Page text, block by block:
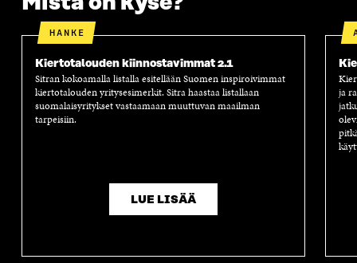
HANKE
Kiertotalouden kiinnostavimmat 2.1
Sitran kokoamalla listalla esitellään Suomen inspiroivimmat
kiertotalouden yritysesimerkit. Sitra haastaa listallaan
suomalaisyritykset vastaamaan muuttuvan maailman
tarpeisiin.
LUE LISÄÄ
ja